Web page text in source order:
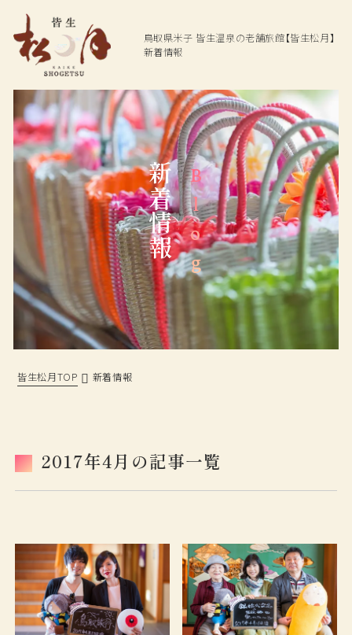
鳥取県米子皆生温泉の老舗旅館【皆生松月】
新着情報
Top
Hot spring
温泉
Dining
お料理
Rooms
ご宿泊客室
Facilities
館内施設
Access
交通アクセス
Plan
プラン一覧
おもてなし
旅の思い出ギャラリー
フォトギャラリー
よくあるご質問
プランから予約
新着情報Blog
皆生松月TOP 新着情報
2017年4月の記事一覧